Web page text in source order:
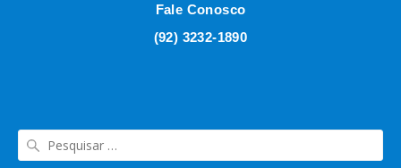
Fale Conosco
(92) 3232-1890